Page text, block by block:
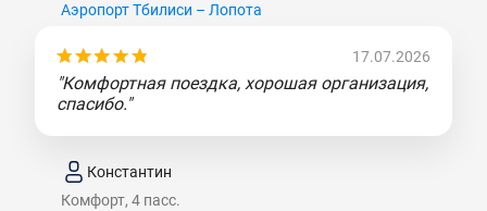
Аэропорт Тбилиси – Лопота
17.07.2026
"Комфортная поездка, хорошая организация,
спасибо."
Константин
Комфорт, 4 пасс.